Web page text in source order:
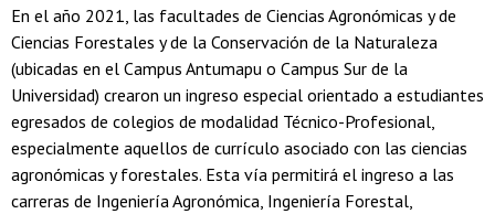
En el año 2021, las facultades de Ciencias Agronómicas y de
Ciencias Forestales y de la Conservación de la Naturaleza
(ubicadas en el Campus Antumapu o Campus Sur de la
Universidad) crearon un ingreso especial orientado a estudiantes
egresados de colegios de modalidad Técnico-Profesional,
especialmente aquellos de currículo asociado con las ciencias
agronómicas y forestales. Esta vía permitirá el ingreso a las
carreras de Ingeniería Agronómica, Ingeniería Forestal,